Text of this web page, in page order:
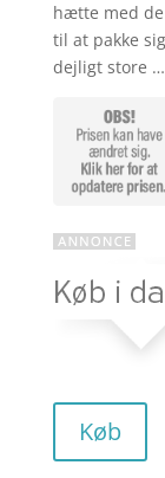
hætte med
til at pakke
dejligt store …
Køb